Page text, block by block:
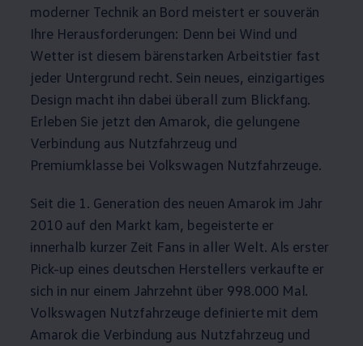
moderner Technik an Bord meistert er souverän
Ihre Herausforderungen: Denn bei Wind und
Wetter ist diesem bärenstarken Arbeitstier fast
jeder Untergrund recht. Sein neues, einzigartiges
Design macht ihn dabei überall zum Blickfang.
Erleben Sie jetzt den Amarok, die gelungene
Verbindung aus Nutzfahrzeug und
Premiumklasse bei Volkswagen Nutzfahrzeuge.
Seit die 1. Generation des neuen Amarok im Jahr
2010 auf den Markt kam, begeisterte er
innerhalb kurzer Zeit Fans in aller Welt. Als erster
Pick-up eines deutschen Herstellers verkaufte er
sich in nur einem Jahrzehnt über 998.000 Mal.
Volkswagen Nutzfahrzeuge definierte mit dem
Amarok die Verbindung aus Nutzfahrzeug und